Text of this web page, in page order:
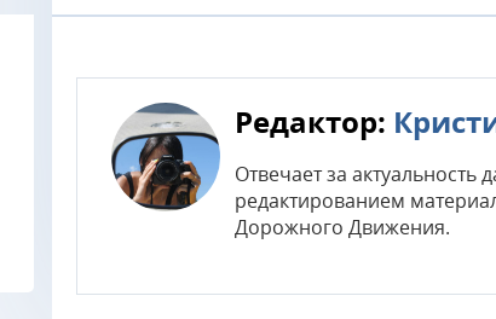
Редактор:
Отвечает за
редактированием
Дорожного Движения.